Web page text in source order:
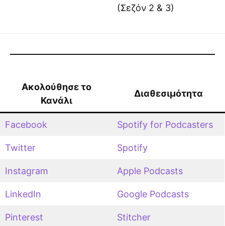
(Σεζόν 2 & 3)
Ακολούθησε το
Κανάλι
Διαθεσιμότητα
Facebook Spotify for Podcasters
Twitter Spotify
Instagram Apple Podcasts
LinkedIn Google Podcasts
Pinterest Stitcher